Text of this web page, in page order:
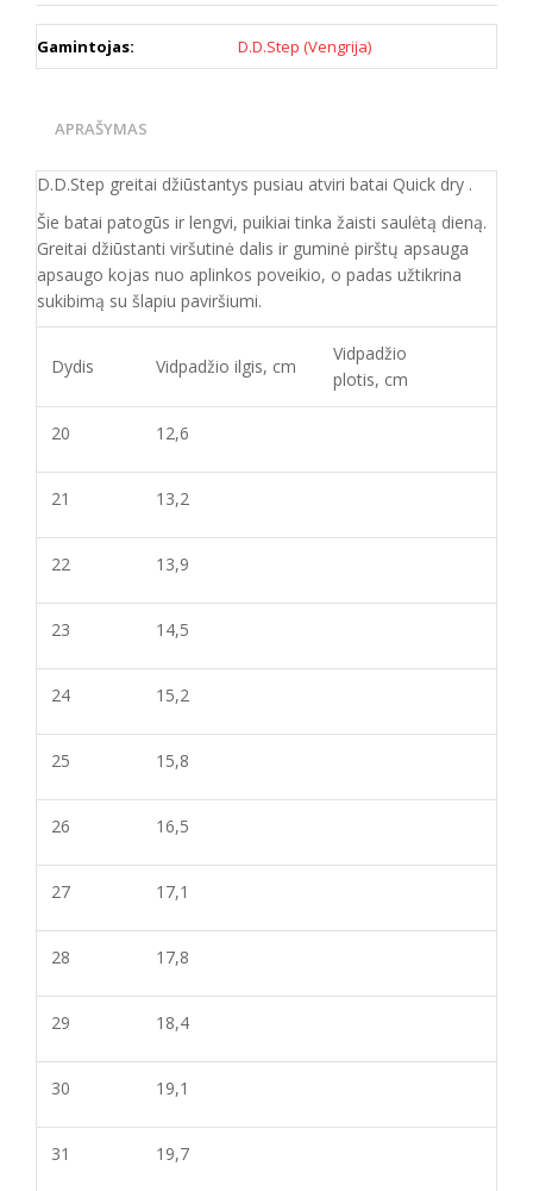
Gamintojas: D.D.Step (Vengrija)
APRAŠYMAS
D.D.Step greitai džiūstantys pusiau atviri batai Quick dry .
Šie batai patogūs ir lengvi, puikiai tinka žaisti saulėtą dieną.
Greitai džiūstanti viršutinė dalis ir guminė pirštų apsauga
apsaugo kojas nuo aplinkos poveikio, o padas užtikrina
sukibimą su šlapiu paviršiumi.
Dydis Vidpadžio ilgis, cm
Vidpadžio
plotis, cm
20 12,6
21 13,2
22 13,9
23 14,5
24 15,2
25 15,8
26 16,5
27 17,1
28 17,8
29 18,4
30 19,1
31 19,7